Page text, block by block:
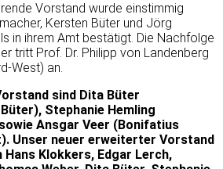
Vorstand wurde einstimmig
Kersten Büter und Jörg
in ihrem Amt bestätigt. Die Nachfolge
tritt Prof. Dr. Philipp von Landenberg
West) an.
sind Dita Büter
Stephanie Hemling
Ansgar Veer (Bonifatius
Unser neuer erweiterter Vorstand
Klokkers, Edgar Lerch,